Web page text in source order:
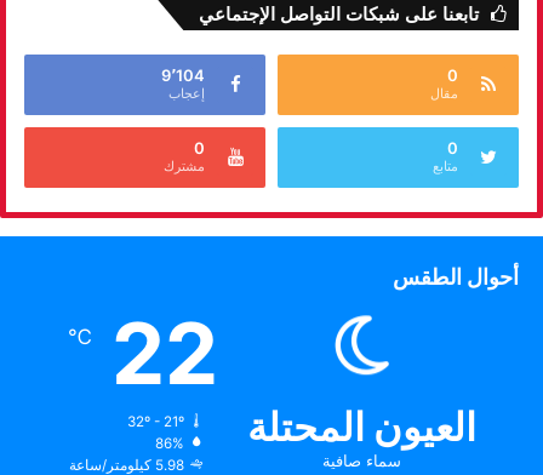
تابعنا على شبكات التواصل الإجتماعي
0
مقال
9٬104
إعجاب
0
متابع
0
مشترك
أحوال الطقس
العيون المحتلة
سماء صافية
22
℃
32º - 21º
86%
5.98 كيلومتر/ساعة